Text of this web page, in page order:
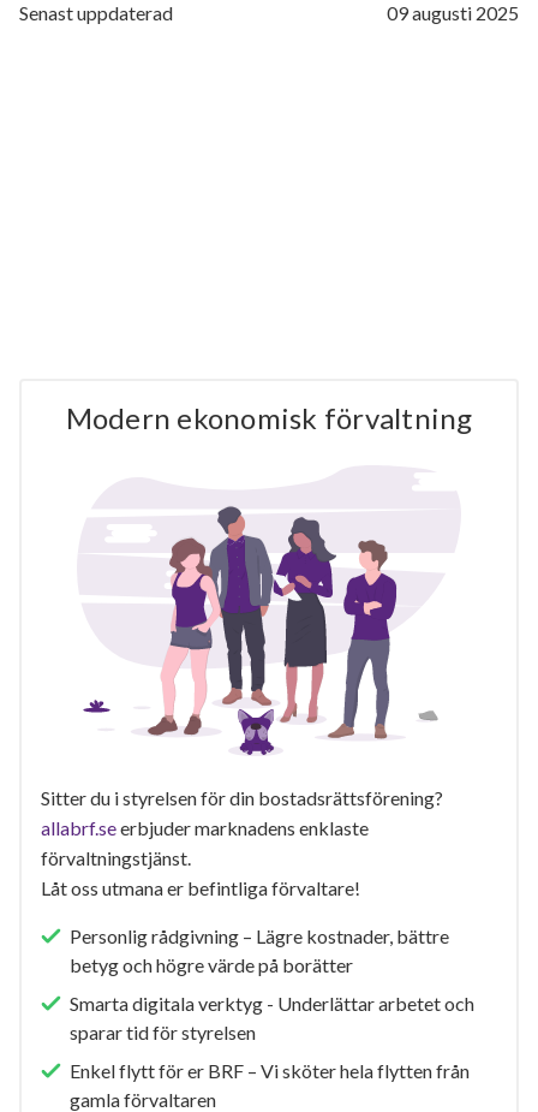
Senast uppdaterad 09 augusti 2025
Modern ekonomisk förvaltning
Sitter du i styrelsen för din bostadsrättsförening?
allabrf.seerbjuder marknadens enklaste
förvaltningstjänst.
Låt oss utmana er befintliga förvaltare!
Personlig rådgivning – Lägre kostnader, bättre
betyg och högre värde på borätter
Smarta digitala verktyg - Underlättar arbetet och
sparar tid för styrelsen
Enkel flytt för er BRF – Vi sköter hela flytten från
gamla förvaltaren